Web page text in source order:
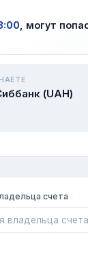
, могут
(UAH)
счета